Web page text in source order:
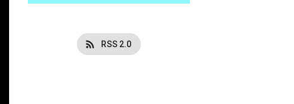
RSS 2.0